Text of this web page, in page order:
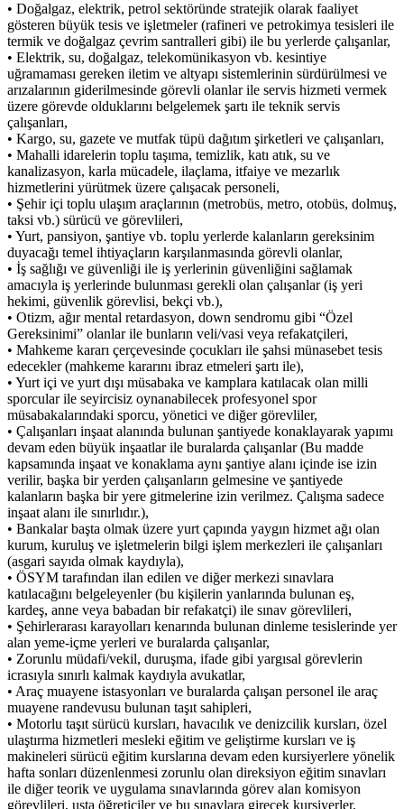
• Doğalgaz, elektrik, petrol sektöründe stratejik olarak faaliyet
gösteren büyük tesis ve işletmeler (rafineri ve petrokimya tesisleri ile
termik ve doğalgaz çevrim santralleri gibi) ile bu yerlerde çalışanlar,
• Elektrik, su, doğalgaz, telekomünikasyon vb. kesintiye
uğramaması gereken iletim ve altyapı sistemlerinin sürdürülmesi ve
arızalarının giderilmesinde görevli olanlar ile servis hizmeti vermek
üzere görevde olduklarını belgelemek şartı ile teknik servis
çalışanları,
• Kargo, su, gazete ve mutfak tüpü dağıtım şirketleri ve çalışanları,
• Mahalli idarelerin toplu taşıma, temizlik, katı atık, su ve
kanalizasyon, karla mücadele, ilaçlama, itfaiye ve mezarlık
hizmetlerini yürütmek üzere çalışacak personeli,
• Şehir içi toplu ulaşım araçlarının (metrobüs, metro, otobüs, dolmuş,
taksi vb.) sürücü ve görevlileri,
• Yurt, pansiyon, şantiye vb. toplu yerlerde kalanların gereksinim
duyacağı temel ihtiyaçların karşılanmasında görevli olanlar,
• İş sağlığı ve güvenliği ile iş yerlerinin güvenliğini sağlamak
amacıyla iş yerlerinde bulunması gerekli olan çalışanlar (iş yeri
hekimi, güvenlik görevlisi, bekçi vb.),
• Otizm, ağır mental retardasyon, down sendromu gibi “Özel
Gereksinimi” olanlar ile bunların veli/vasi veya refakatçileri,
• Mahkeme kararı çerçevesinde çocukları ile şahsi münasebet tesis
edecekler (mahkeme kararını ibraz etmeleri şartı ile),
• Yurt içi ve yurt dışı müsabaka ve kamplara katılacak olan milli
sporcular ile seyircisiz oynanabilecek profesyonel spor
müsabakalarındaki sporcu, yönetici ve diğer görevliler,
• Çalışanları inşaat alanında bulunan şantiyede konaklayarak yapımı
devam eden büyük inşaatlar ile buralarda çalışanlar (Bu madde
kapsamında inşaat ve konaklama aynı şantiye alanı içinde ise izin
verilir, başka bir yerden çalışanların gelmesine ve şantiyede
kalanların başka bir yere gitmelerine izin verilmez. Çalışma sadece
inşaat alanı ile sınırlıdır.),
• Bankalar başta olmak üzere yurt çapında yaygın hizmet ağı olan
kurum, kuruluş ve işletmelerin bilgi işlem merkezleri ile çalışanları
(asgari sayıda olmak kaydıyla),
• ÖSYM tarafından ilan edilen ve diğer merkezi sınavlara
katılacağını belgeleyenler (bu kişilerin yanlarında bulunan eş,
kardeş, anne veya babadan bir refakatçi) ile sınav görevlileri,
• Şehirlerarası karayolları kenarında bulunan dinleme tesislerinde yer
alan yeme-içme yerleri ve buralarda çalışanlar,
• Zorunlu müdafi/vekil, duruşma, ifade gibi yargısal görevlerin
icrasıyla sınırlı kalmak kaydıyla avukatlar,
• Araç muayene istasyonları ve buralarda çalışan personel ile araç
muayene randevusu bulunan taşıt sahipleri,
• Motorlu taşıt sürücü kursları, havacılık ve denizcilik kursları, özel
ulaştırma hizmetleri mesleki eğitim ve geliştirme kursları ve iş
makineleri sürücü eğitim kurslarına devam eden kursiyerlere yönelik
hafta sonları düzenlenmesi zorunlu olan direksiyon eğitim sınavları
ile diğer teorik ve uygulama sınavlarında görev alan komisyon
görevlileri, usta öğreticiler ve bu sınavlara girecek kursiyerler,